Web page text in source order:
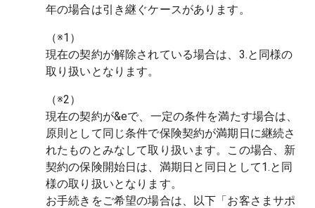
年の場合は引き継ぐケースがあります。
（※1）
現在の契約が解除されている場合は、3.と同様の
（※2）
現在の契約が&eで、一定の条件を満たす場合は、
原則として同じ条件で保険契約が満期日に継続さ
れたものとみなして取り扱います。この場合、新
契約の保険開始日は、満期日と同日として1.と同
様の取り扱いとなります。
お手続きをご希望の場合は、以下「お客さまサポ